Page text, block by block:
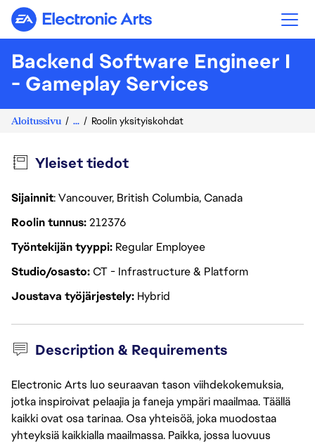
Electronic Arts
Backend Software Engineer I
- Gameplay Services
Aloitussivu ... Roolin yksityiskohdat
Yleiset tiedot
Sijainnit: Vancouver, British Columbia, Canada
Roolin tunnus212376
Työntekijän tyyppi Regular Employee
Studio/osastoCT - Infrastructure & Platform
Joustava työjärjestely Hybrid
Description & Requirements
Electronic Arts luo seuraavan tason viihdekokemuksia,
jotka inspiroivat pelaajia ja faneja ympäri maailmaa. Täällä
kaikki ovat osa tarinaa. Osa yhteisöä, joka muodostaa
yhteyksiä kaikkialla maailmassa. Paikka, jossa luovuus